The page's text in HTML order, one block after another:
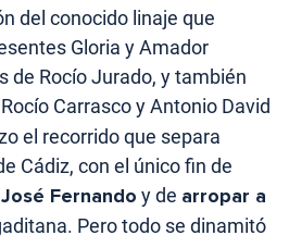
del conocido linaje que
Gloria y Amador
de Rocío Jurado, y también
Carrasco y Antonio David
el recorrido que separa
Cádiz, con el único fin de
Fernando y de arropar a
Pero todo se dinamitó